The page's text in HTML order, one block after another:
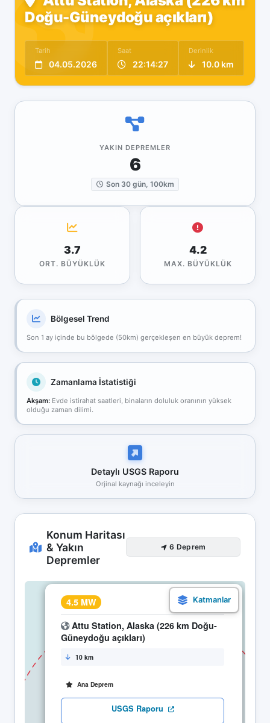
Doğu-Güneydoğu açıkları)
Tarih
04.05.2026
Saat
22:14:27
Derinlik
10.0 km
YAKIN DEPREMLER
6
Son 30 gün, 100km
3.7
ORT. BÜYÜKLÜK
4.2
MAX. BÜYÜKLÜK
Bölgesel Trend
Son 1 ay içinde bu bölgede (50km) gerçekleşen en büyük deprem!
Zamanlama İstatistiği
Akşam: Evde istirahat saatleri, binaların doluluk oranının yüksek
olduğu zaman dilimi.
Detaylı USGS Raporu
Orjinal kaynağı inceleyin
Konum Haritası
& Yakın
Depremler
6 Deprem
4.5 MW 04.05 22:14
Attu Station, Alaska (226 km Doğu-
Güneydoğu açıkları)
10 km
Ana Deprem
USGS Raporu
×